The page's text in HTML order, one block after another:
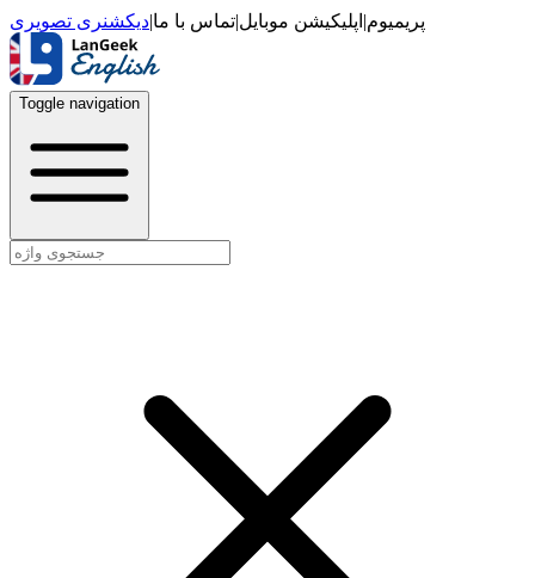
پریمیوم| اپلیکیشن موبایل|تماس با ما|دیکشنری تصویری
Toggle navigation